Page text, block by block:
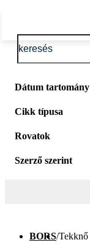
Dátum tartomány
Cikk típusa
Rovatok
Szerző szerint
BORS/Tekknő